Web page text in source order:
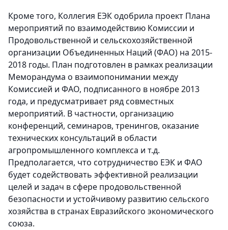
Кроме того, Коллегия ЕЭК одобрила проект Плана
мероприятий по взаимодействию Комиссии и
Продовольственной и сельскохозяйственной
организации Объединенных Наций (ФАО) на 2015-
2018 годы. План подготовлен в рамках реализации
Меморандума о взаимопонимании между
Комиссией и ФАО, подписанного в ноябре 2013
года, и предусматривает ряд совместных
мероприятий. В частности, организацию
конференций, семинаров, тренингов, оказание
технических консультаций в области
агропромышленного комплекса и т.д.
Предполагается, что сотрудничество ЕЭК и ФАО
будет содействовать эффективной реализации
целей и задач в сфере продовольственной
безопасности и устойчивому развитию сельского
хозяйства в странах Евразийского экономического
союза.